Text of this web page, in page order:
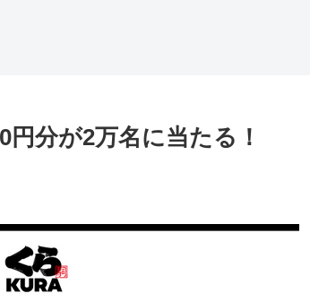
円分が2万名に当たる！